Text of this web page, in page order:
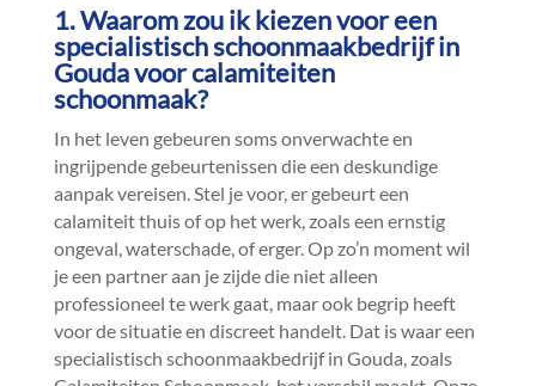
1.​ Waarom zou ik kiezen voor een
specialistisch schoonmaakbedrijf in
Gouda voor calamiteiten
schoonmaak?
In het leven gebeuren soms onverwachte en
ingrijpende gebeurtenissen die een deskundige
aanpak vereisen.​ Stel je voor, er gebeurt een
calamiteit thuis of op het werk, zoals een ernstig
ongeval, waterschade, of erger.​ Op zo’n moment wil
je een partner aan je zijde die niet alleen
professioneel te werk gaat, maar ook begrip heeft
voor de situatie en discreet handelt.​ Dat is waar een
specialistisch schoonmaakbedrijf in Gouda, zoals